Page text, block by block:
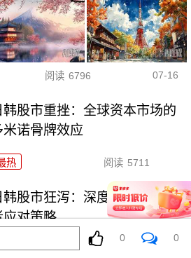
阅读 6796 07-16
韩股市重挫：全球资本市场的
米诺骨牌效应
热 阅读 5711
韩股市狂泻：深度解析与投资
应对策略
热
0 0